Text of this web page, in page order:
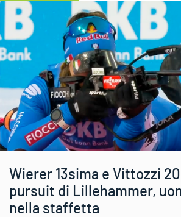
Wierer 13sima e Vittozzi
pursuit di Lillehammer,
nella staffetta